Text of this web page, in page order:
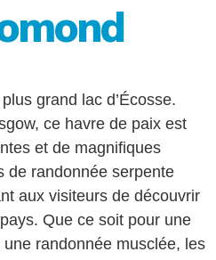
grand lac d’Écosse.
ce havre de paix est
et de magnifiques
de randonnée serpente
aux visiteurs de découvrir
Que ce soit pour une
randonnée musclée, les